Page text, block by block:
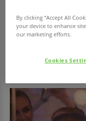
Az Országos Vérellátó
By clicking “Accept All
your device to enhance
our marketing efforts.
Cookies